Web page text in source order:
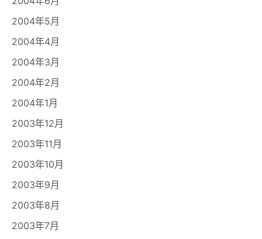
2004年5月
2004年4月
2004年3月
2004年2月
2004年1月
2003年12月
2003年11月
2003年10月
2003年9月
2003年8月
2003年7月